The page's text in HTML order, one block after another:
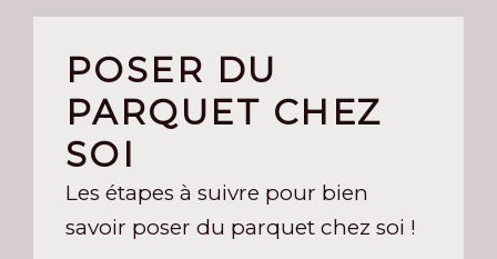
Skip
POSER DU
PARQUET CHEZ
SOI
Les étapes à suivre pour bien
savoir poser du parquet chez soi !